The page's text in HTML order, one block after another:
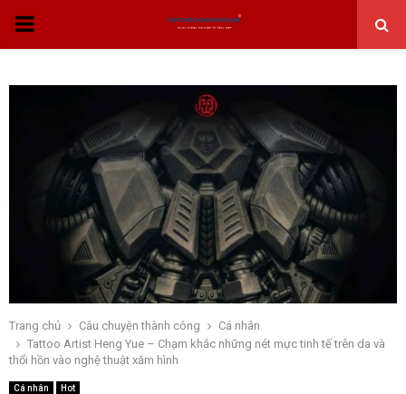
THỰC
Trang chủ Câu chuyện thành công
Cá nhân
Tattoo Artist Heng Yue – Chạm khắc những nét mực tinh tế trên da và
thổi hồn vào nghệ thuật xăm hình
Cá nhân Hot